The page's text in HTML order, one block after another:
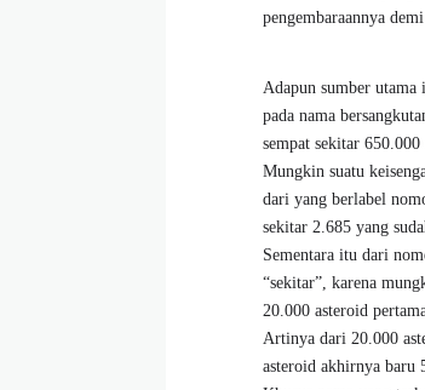
pengembaraannya
Adapun sumber
pada nama
sempat sekitar
Mungkin suatu
dari yang berlabel
sekitar 2.685 yang
Sementara itu dari
“sekitar”, karena
20.000 asteroid
Artinya dari 20.000
asteroid akhirnya baru